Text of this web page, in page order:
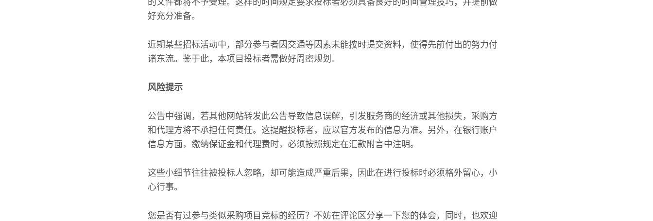
的文件都将不予受理。这样的时间规定要求投标者必须具备良好的时间管理技巧，并提前做
好充分准备。
近期某些招标活动中，部分参与者因交通等因素未能按时提交资料，使得先前付出的努力付
诸东流。鉴于此，本项目投标者需做好周密规划。
风险提示
公告中强调，若其他网站转发此公告导致信息误解，引发服务商的经济或其他损失，采购方
和代理方将不承担任何责任。这提醒投标者，应以官方发布的信息为准。另外，在银行账户
信息方面，缴纳保证金和代理费时，必须按照规定在汇款附言中注明。
这些小细节往往被投标人忽略，却可能造成严重后果，因此在进行投标时必须格外留心，小
心行事。
您是否有过参与类似采购项目竞标的经历？不妨在评论区分享一下您的体会，同时，也欢迎